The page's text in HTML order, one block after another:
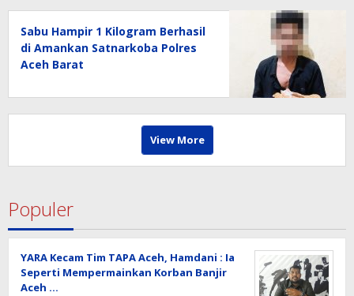
Sabu Hampir 1 Kilogram Berhasil
di Amankan Satnarkoba Polres
Aceh Barat
View More
Populer
YARA Kecam Tim TAPA Aceh, Hamdani : Ia
Seperti Mempermainkan Korban Banjir
Aceh …